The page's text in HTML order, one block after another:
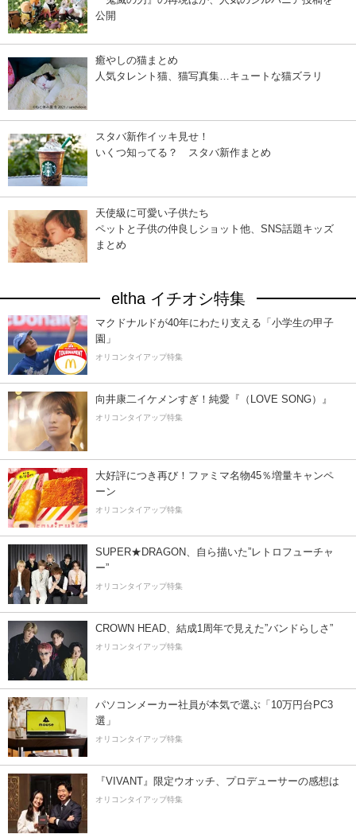
公開
癒やしの猫まとめ
人気タレント猫、猫写真集…キュートな猫ズラリ
スタバ新作イッキ見せ！
いくつ知ってる？ スタバ新作まとめ
天使級に可愛い子供たち
ペットと子供の仲良しショット他、SNS話題キッズ
まとめ
eltha イチオシ特集
マクドナルドが40年にわたり支える「小学生の甲子
園」
オリコンタイアップ特集
向井康二イケメンすぎ！純愛『（LOVE SONG）』
オリコンタイアップ特集
大好評につき再び！ファミマ名物45％増量キャンペ
ーン
オリコンタイアップ特集
SUPER★DRAGON、自ら描いた”レトロフューチャ
ー”
オリコンタイアップ特集
CROWN HEAD、結成1周年で見えた”バンドらしさ”
オリコンタイアップ特集
パソコンメーカー社員が本気で選ぶ「10万円台PC3
選」
オリコンタイアップ特集
『VIVANT』限定ウオッチ、プロデューサーの感想は
オリコンタイアップ特集